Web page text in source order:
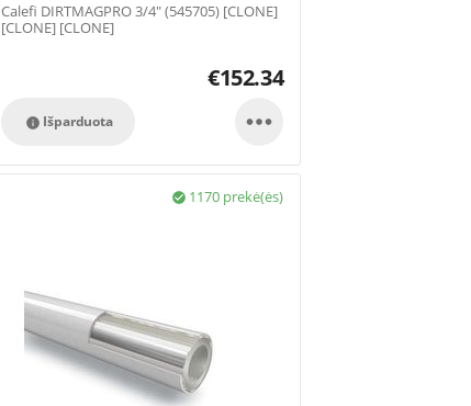
Calefi DIRTMAGPRO 3/4" (545705) [CLONE]
[CLONE] [CLONE]
€152.34
Išparduota
 
1170 prekė(ės)
